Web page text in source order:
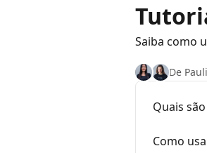
Saiba como
De
Quais
Como